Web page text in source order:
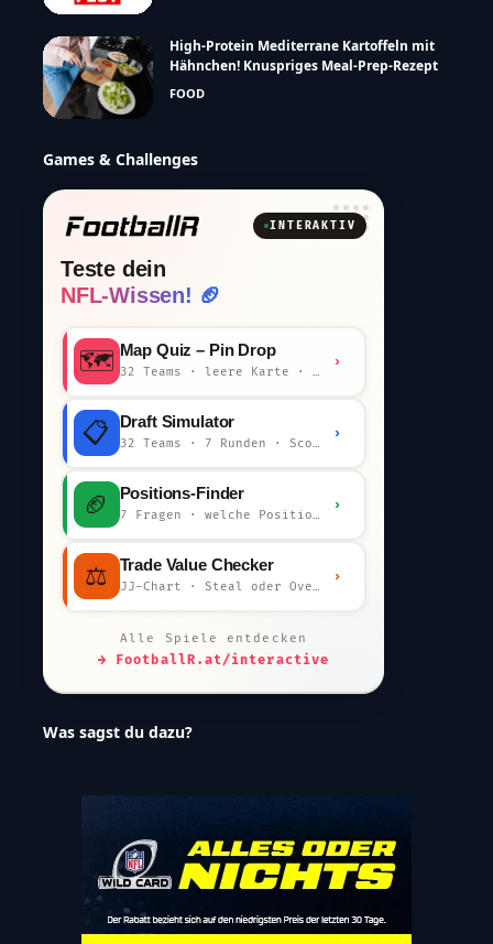
High-Protein Mediterrane Kartoffeln mit
Hähnchen! Knuspriges Meal-Prep-Rezept
FOOD
Games & Challenges
INTERAKTIV
Teste dein
NFL-Wissen! 🏈
🗺️ Map Quiz – Pin Drop
32 Teams · leere Karte · km-Wertung
›
📋 Draft Simulator
32 Teams · 7 Runden · Scout-Kommentar
›
🏈 Positions-Finder
7 Fragen · welche Position bist du?
›
⚖️ Trade Value Checker
JJ-Chart · Steal oder Overpay?
›
Alle Spiele entdecken
→ FootballR.at/interactive
Was sagst du dazu?